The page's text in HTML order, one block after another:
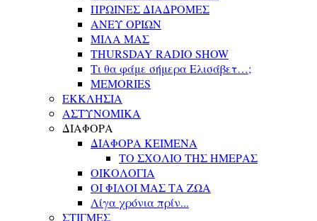
ΠΡΩΙΝΕΣ ΔΙΑΔΡΟΜΕΣ
ΑΝΕΥ ΟΡΙΩΝ
ΜΙΛΑ ΜΑΣ
THURSDAY RADIO SHOW
Τι θα φάμε σήμερα Ελισάβετ…;
MEMORIES
ΕΚΚΛΗΣΙΑ
ΑΣΤΥΝΟΜΙΚΑ
ΔΙΑΦΟΡΑ
ΔΙΑΦΟΡΑ ΚΕΙΜΕΝΑ
ΤΟ ΣΧΟΛΙΟ ΤΗΣ ΗΜΕΡΑΣ
ΟΙΚΟΛΟΓΙΑ
ΟΙ ΦΙΛΟΙ ΜΑΣ ΤΑ ΖΩΑ
Λίγα χρόνια πρίν...
ΣΤΙΓΜΕΣ